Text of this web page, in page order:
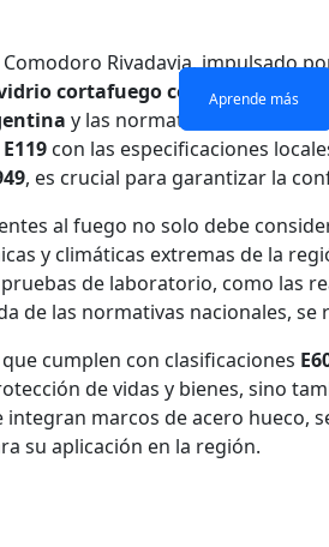
Aprende más
Aprende más
Aprende más
Aprende más
Rivadavia, impulsado
cortafuego certificado
y las normativas locales de
con las especificaciones
, es crucial para garantizar la
al fuego no solo debe
y climáticas extremas de la
de laboratorio, como las
de las normativas nacionales,
que cumplen con clasificaciones
de vidas y bienes, sino
marcos de acero hueco,
su aplicación en la región.